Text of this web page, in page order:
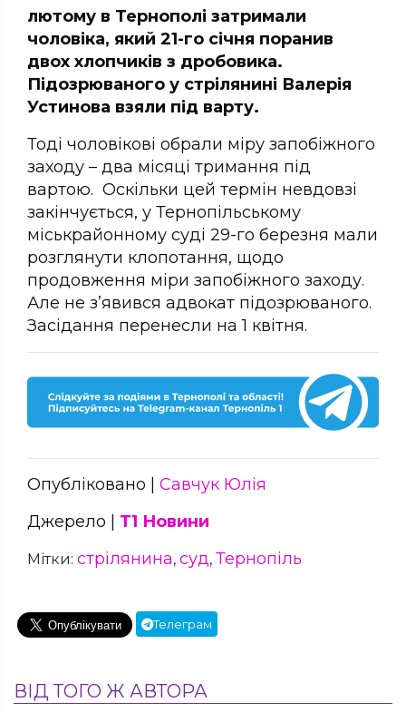
лютому в Тернополі затримали
чоловіка, який 21-го січня поранив
двох хлопчиків з дробовика.
Підозрюваного у стрілянині Валерія
Устинова взяли під варту.
Тоді чоловікові обрали міру запобіжного
заходу – два місяці тримання під
вартою. Оскільки цей термін невдовзі
закінчується, у Тернопільському
міськрайонному суді 29-го березня мали
розглянути клопотання, щодо
продовження міри запобіжного заходу.
Але не з’явився адвокат підозрюваного.
Засідання перенесли на 1 квітня.
Опубліковано | Савчук Юлія
Джерело | Т1 Новини
Мітки: стрілянина, суд, Тернопіль
Телеграм
ВІД ТОГО Ж АВТОРА